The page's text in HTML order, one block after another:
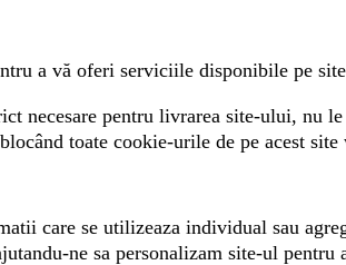
a vă oferi serviciile disponibile pe
necesare pentru livrarea site-ului, nu
toate cookie-urile de pe acest site
care se utilizeaza individual sau
ne sa personalizam site-ul